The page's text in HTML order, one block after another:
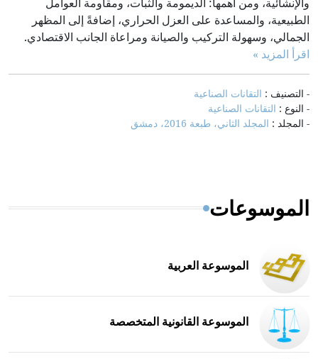
الطبيعية، والمساعدة على العزل الحراري، إضافةً إلى المظهر
الجمالي، وسهولة التركيب والصيانة ومراعاة الجانب الاقتصادي.
اقرأ المزيد »
- التصنيف : التقانات الصناعية
- النوع : التقانات الصناعية
- المجلد : المجلد الثاني، طبعة 2016، دمشق
الموسوعات
الموسوعة العربية
الموسوعة القانونية المتخصصة